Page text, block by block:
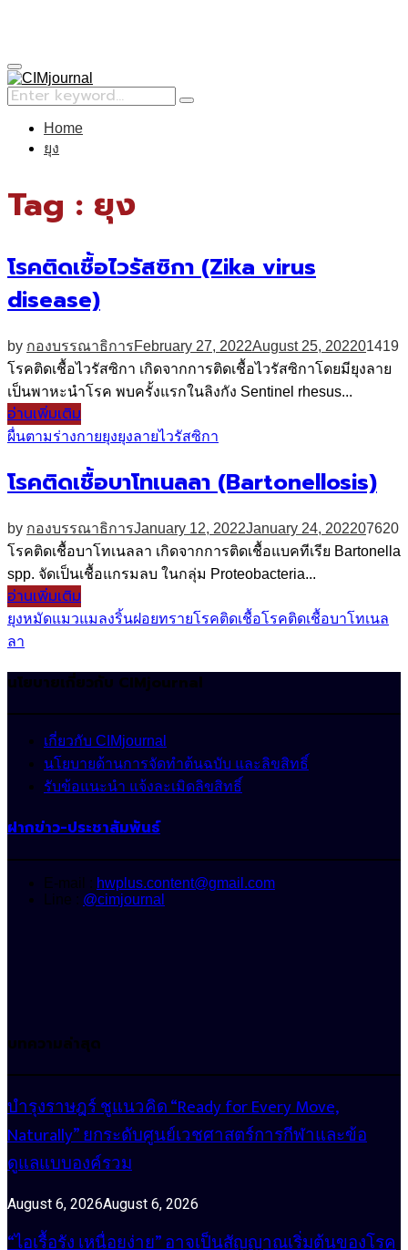
Primary
Menu
Search
for:
Search
Home
ยุง
Tag : ยุง
โรคติดเชื้อไวรัสซิกา (Zika virus
disease)
by กองบรรณาธิการFebruary 27, 2022August 25, 202201419
โรคติดเชื้อไวรัสซิกา เกิดจากการติดเชื้อไวรัสซิกาโดยมียุงลาย
เป็นพาหะนำโรค พบครั้งแรกในลิงกัง Sentinel rhesus...
อ่านเพิ่มเติม
ผื่นตามร่างกายยุงยุงลายไวรัสซิกา
โรคติดเชื้อบาโทเนลลา (Bartonellosis)
by กองบรรณาธิการJanuary 12, 2022January 24, 202207620
โรคติดเชื้อบาโทเนลลา เกิดจากการติดเชื้อแบคทีเรีย Bartonella
spp. จัดเป็นเชื้อแกรมลบ ในกลุ่ม Proteobacteria...
อ่านเพิ่มเติม
ยุงหมัดแมวแมลงริ้นฝอยทรายโรคติดเชื้อโรคติดเชื้อบาโทเนล
ลา
นโยบายเกี่ยวกับ CIMjournal
เกี่ยวกับ CIMjournal
นโยบายด้านการจัดทำต้นฉบับ และลิขสิทธิ์
รับข้อแนะนำ แจ้งละเมิดลิขสิทธิ์
ฝากข่าว-ประชาสัมพันธ์
E-mail : hwplus.content@gmail.com
Line : @cimjournal
บทความล่าสุด
บำรุงราษฎร์ ชูแนวคิด “Ready for Every Move,
Naturally” ยกระดับศูนย์เวชศาสตร์การกีฬาและข้อ
ดูแลแบบองค์รวม
August 6, 2026August 6, 2026
“ไอเรื้อรัง เหนื่อยง่าย” อาจเป็นสัญญาณเริ่มต้นของโรค